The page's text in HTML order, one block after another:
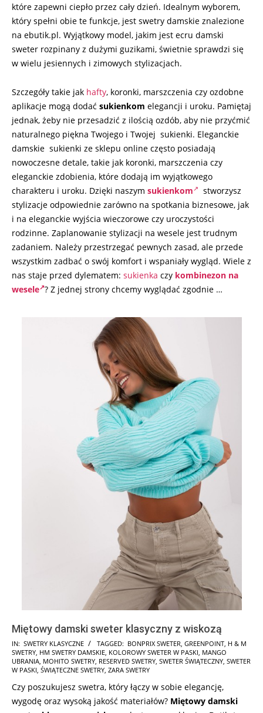
które zapewni ciepło przez cały dzień. Idealnym wyborem,
który spełni obie te funkcje, jest swetry damskie znalezione
na ebutik.pl. Wyjątkowy model, jakim jest ecru damski
sweter rozpinany z dużymi guzikami, świetnie sprawdzi się
w wielu jesiennych i zimowych stylizacjach.
Szczegóły takie jak hafty, koronki, marszczenia czy ozdobne
aplikacje mogą dodać sukienkom elegancji i uroku. Pamiętaj
jednak, żeby nie przesadzić z ilością ozdób, aby nie przyćmić
naturalnego piękna Twojego i Twojej sukienki. Eleganckie
damskie sukienki ze sklepu online często posiadają
nowoczesne detale, takie jak koronki, marszczenia czy
eleganckie zdobienia, które dodają im wyjątkowego
charakteru i uroku. Dzięki naszym sukienkom
stworzysz
stylizacje odpowiednie zarówno na spotkania biznesowe, jak
i na eleganckie wyjścia wieczorowe czy uroczystości
rodzinne. Zaplanowanie stylizacji na wesele jest trudnym
zadaniem. Należy przestrzegać pewnych zasad, ale przede
wszystkim zadbać o swój komfort i wspaniały wygląd. Wiele z
nas staje przed dylematem: sukienka czy kombinezon na
wesele ? Z jednej strony chcemy wyglądać zgodnie …
Miętowy damski sweter klasyczny z wiskozą
2025-
11-
20
IN: SWETRY KLASYCZNE TAGGED: BONPRIX SWETER, GREENPOINT, H & M
SWETRY, HM SWETRY DAMSKIE, KOLOROWY SWETER W PASKI, MANGO
UBRANIA, MOHITO SWETRY, RESERVED SWETRY, SWETER ŚWIĄTECZNY, SWETER
W PASKI, ŚWIĄTECZNE SWETRY, ZARA SWETRY
Czy poszukujesz swetra, który łączy w sobie elegancję,
wygodę oraz wysoką jakość materiałów? Miętowy damski